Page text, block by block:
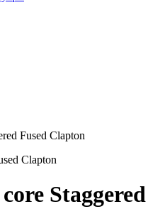
Fused Clapton
Clapton
Staggered